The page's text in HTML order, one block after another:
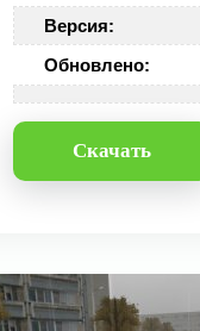
Версия:
Обновлено:
Скачать